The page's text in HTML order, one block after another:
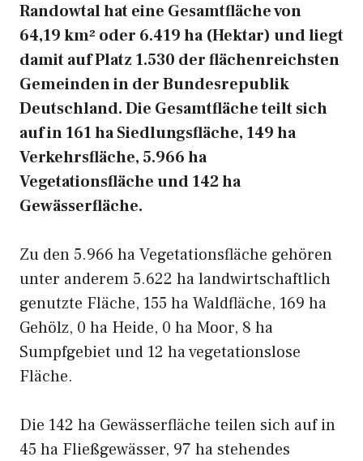
Randowtal hat eine Gesamtfläche von
64,19 km² oder 6.419 ha (Hektar) und liegt
damit auf Platz 1.530 der flächenreichsten
Gemeinden in der Bundesrepublik
Deutschland. Die Gesamtfläche teilt sich
auf in 161 ha Siedlungsfläche, 149 ha
Verkehrsfläche, 5.966 ha
Vegetationsfläche und 142 ha
Gewässerfläche.
Zu den 5.966 ha Vegetationsfläche gehören
unter anderem 5.622 ha landwirtschaftlich
genutzte Fläche, 155 ha Waldfläche, 169 ha
Gehölz, 0 ha Heide, 0 ha Moor, 8 ha
Sumpfgebiet und 12 ha vegetationslose
Fläche.
Die 142 ha Gewässerfläche teilen sich auf in
45 ha Fließgewässer, 97 ha stehendes